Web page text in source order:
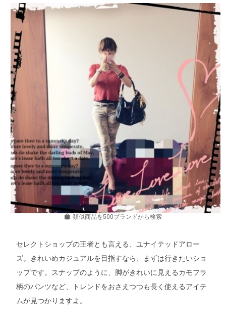
類似商品を500ブランドから検索
セレクトショップの王者とも言える、ユナイテッドアロー
ズ。きれいめカジュアルを目指すなら、まずは行きたいショ
ップです。スナップのように、脚がきれいに見えるカモフラ
柄のパンツなど、トレンドをおさえつつも長く使えるアイテ
ムが見つかりますよ。